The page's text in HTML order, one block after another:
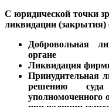
С юридической точки
ликвидации
Добровольная
органе
Ликвидация
Принудительная
решению
уполномоченного